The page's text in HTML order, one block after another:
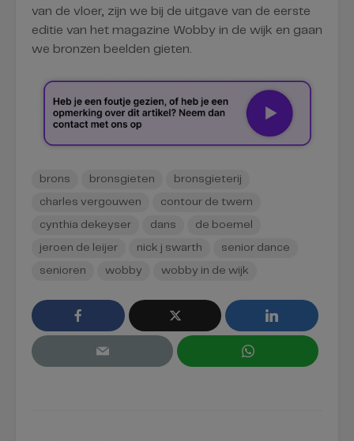
van de vloer, zijn we bij de uitgave van de eerste
editie van het magazine Wobby in de wijk en gaan
we bronzen beelden gieten.
brons bronsgieten bronsgieterij
charles vergouwen contour de twern
cynthia dekeyser dans de boemel
jeroen de leijer nick j swarth senior dance
senioren wobby wobby in de wijk